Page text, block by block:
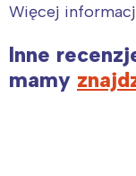
Więcej
Inne
mamy
Łódź